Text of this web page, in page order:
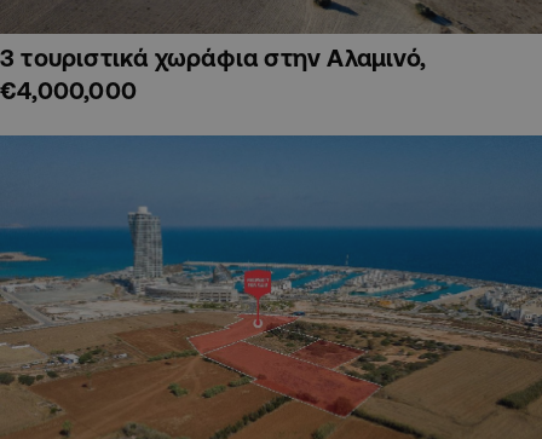
3 τουριστικά χωράφια στην Αλαμινό,
€4,000,000